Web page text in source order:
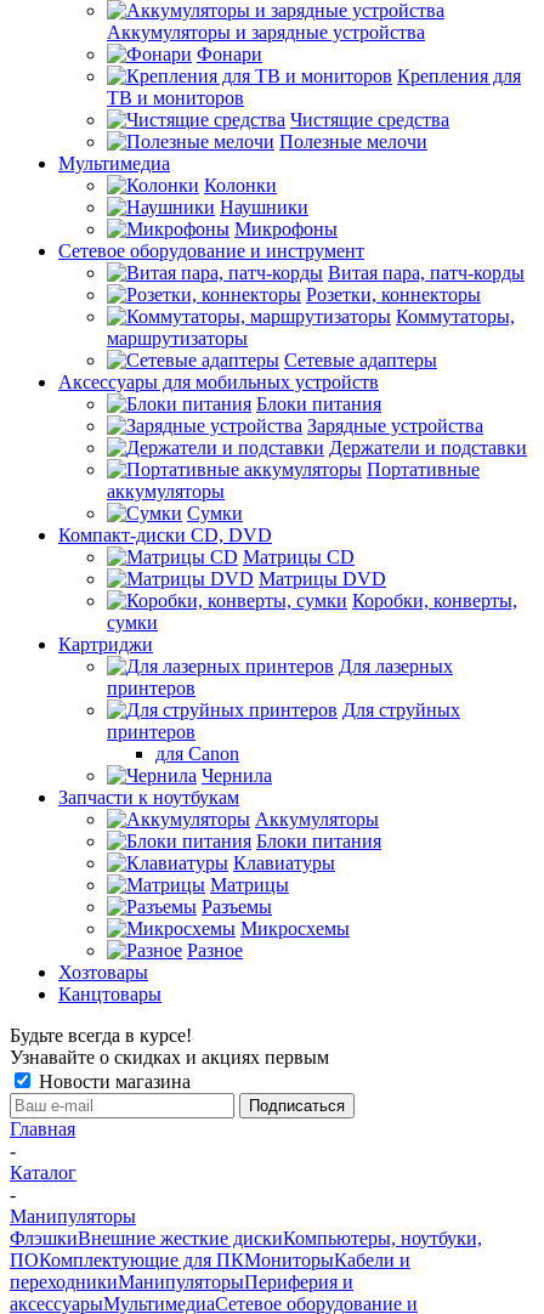
Аккумуляторы и зарядные устройства
Фонари
Крепления для
ТВ и мониторов
Чистящие средства
Полезные мелочи
Мультимедиа
Колонки
Наушники
Микрофоны
Сетевое оборудование и инструмент
Витая пара, патч-корды
Розетки, коннекторы
Коммутаторы,
маршрутизаторы
Сетевые адаптеры
Аксессуары для мобильных устройств
Блоки питания
Зарядные устройства
Держатели и подставки
Портативные
аккумуляторы
Сумки
Компакт-диски CD, DVD
Матрицы CD
Матрицы DVD
Коробки, конверты,
сумки
Картриджи
Для лазерных
принтеров
Для струйных
принтеров
для Canon
Чернила
Запчасти к ноутбукам
Аккумуляторы
Блоки питания
Клавиатуры
Матрицы
Разъемы
Микросхемы
Разное
Хозтовары
Канцтовары
Будьте всегда в курсе!
Узнавайте о скидках и акциях первым
Новости магазина
Главная
-
Каталог
-
Манипуляторы
ФлэшкиВнешние жесткие дискиКомпьютеры, ноутбуки,
ПОКомплектующие для ПКМониторыКабели и
переходникиМанипуляторыПериферия и
аксессуарыМультимедиаСетевое оборудование и